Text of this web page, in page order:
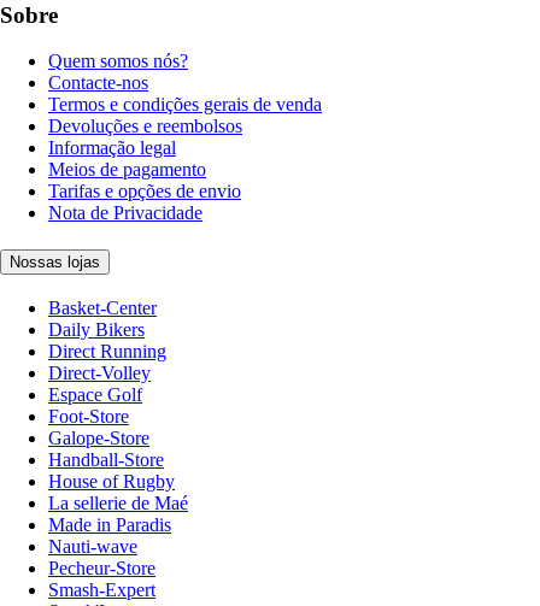
Sobre
Quem somos nós?
Contacte-nos
Termos e condições gerais de venda
Devoluções e reembolsos
Informação legal
Meios de pagamento
Tarifas e opções de envio
Nota de Privacidade
Nossas lojas
Basket-Center
Daily Bikers
Direct Running
Direct-Volley
Espace Golf
Foot-Store
Galope-Store
Handball-Store
House of Rugby
La sellerie de Maé
Made in Paradis
Nauti-wave
Pecheur-Store
Smash-Expert